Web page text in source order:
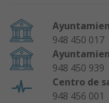
948 450 017
948 450 939
Centro de
948 456 001